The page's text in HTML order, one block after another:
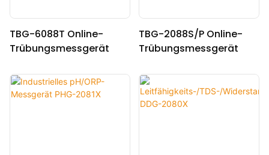
TBG-6088T Online-
Trübungsmessgerät
TBG-2088S/P Online-
Trübungsmessgerät